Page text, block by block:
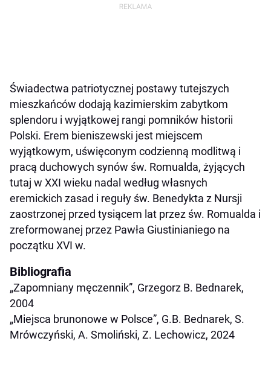
Świadectwa patriotycznej postawy tutejszych
mieszkańców dodają kazimierskim zabytkom
splendoru i wyjątkowej rangi pomników historii
Polski. Erem bieniszewski jest miejscem
wyjątkowym, uświęconym codzienną modlitwą i
pracą duchowych synów św. Romualda, żyjących
tutaj w XXI wieku nadal według własnych
eremickich zasad i reguły św. Benedykta z Nursji
zaostrzonej przed tysiącem lat przez św. Romualda i
zreformowanej przez Pawła Giustinianiego na
początku XVI w.
Bibliografia
„Zapomniany męczennik”, Grzegorz B. Bednarek,
2004
„Miejsca brunonowe w Polsce”, G.B. Bednarek, S.
Mrówczyński, A. Smoliński, Z. Lechowicz, 2024